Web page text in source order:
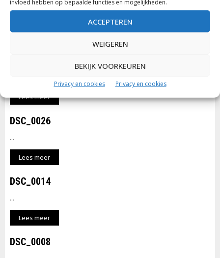
invloed hebben op bepaalde functies en mogelijkheden.
ACCEPTEREN
WEIGEREN
BEKIJK VOORKEUREN
Privacy en cookies Privacy en cookies
Lees meer
DSC_0026
...
Lees meer
DSC_0014
...
Lees meer
DSC_0008